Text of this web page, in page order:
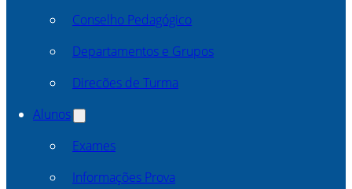
Conselho Pedagógico
Departamentos e Grupos
Direcões de Turma
Alunos
Exames
Informações Prova